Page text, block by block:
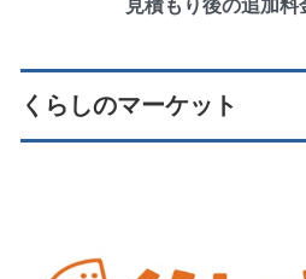
見積もり後の追加料
くらしのマーケット